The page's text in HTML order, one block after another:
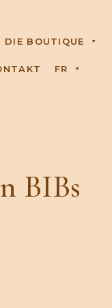
DIE BOUTIQUE
FR
BIBs